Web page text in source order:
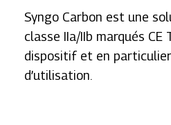
Syngo Carbon est une
classe IIa/IIb marqués
dispositif et en
d’utilisation.